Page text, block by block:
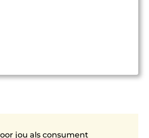
jou als consument